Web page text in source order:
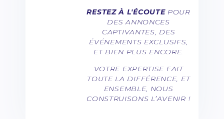
RESTEZ À L'ÉCOUTEPOUR
DES ANNONCES
CAPTIVANTES, DES
ÉVÉNEMENTS EXCLUSIFS,
ET BIEN PLUS ENCORE.
VOTRE EXPERTISE FAIT
TOUTE LA DIFFÉRENCE, ET
ENSEMBLE, NOUS
CONSTRUISONS L’AVENIR !